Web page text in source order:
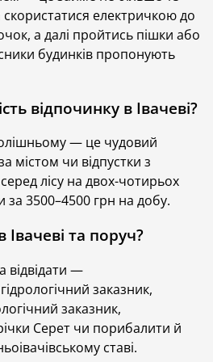
відпочинок в
село, розташоване
Долішньому приваблює
та доступністю для
багатьох тернополян — це
метушню та розслабитися в
доволі давнє. Біля нього
Палеоліту, Мезоліту та
Попри нього проходив
шлях - один з маршрутів,
Україну. А за Першої
значних руйнувань.
відпочинок в Івачеві, якщо
електричкою до
а далі пройтись пішки або
будинків пропонують
відпочинку в Івачеві?
— це чудовий
містом чи відпустки з
лісу на двох-чотирьох
за 3500–4500 грн на добу.
Івачеві та поруч?
відвідати —
заказник,
заказник,
Серет чи порибалити й
ставі.